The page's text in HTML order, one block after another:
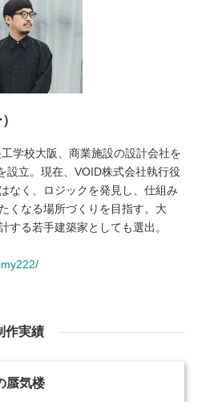
学校大阪、商業施設の設計会社を
設立。現在、VOID株式会社執行役
なく、ロジックを発見し、仕組み
くなる場所づくりを目指す。大
する若手建築家としても選出。
作実績
蜃気楼